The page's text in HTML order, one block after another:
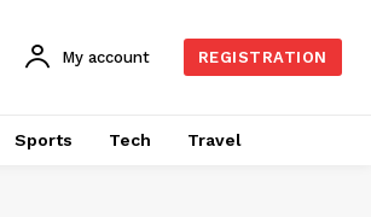
My account REGISTRATION
Sports Tech Travel